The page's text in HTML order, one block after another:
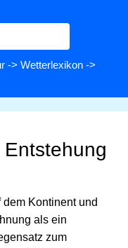
-> Wetterlexikon ->
Kontinent und
als ein
zum